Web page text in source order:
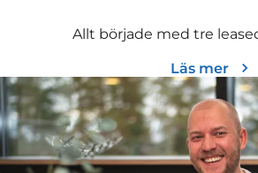
Allt började med tre
Läs mer